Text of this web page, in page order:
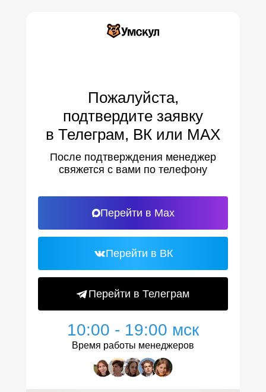
Пожалуйста,
подтвердите заявку
в Телеграм, ВК или МАХ
После подтверждения менеджер
свяжется с вами по телефону
10:00 - 19:00 мск
Время работы менеджеров
Перейти в Телеграм
Перейти в Max
Перейти в ВК